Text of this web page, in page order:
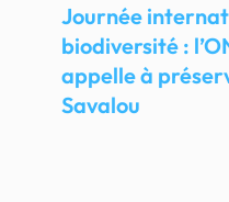
Journée
biodiversité :
appelle à
Savalou